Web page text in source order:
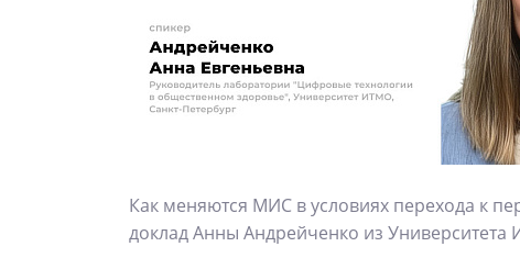
Как меняются МИС в условиях перехода к
доклад Анны Андрейченко из Университета